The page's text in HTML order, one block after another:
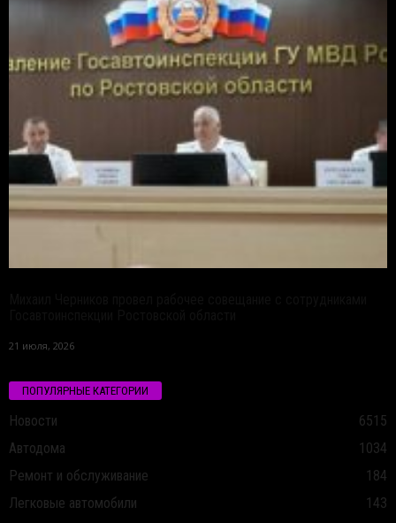
21 июля, 2026
ПОПУЛЯРНЫЕ КАТЕГОРИИ
Новости
6515
Автодома
1034
Ремонт и обслуживание
184
Легковые автомобили
143